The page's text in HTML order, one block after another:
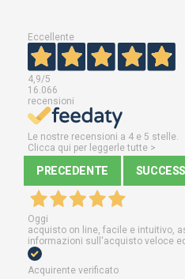
Eccellente
4,9/5
16.066
recensioni
Le nostre recensioni a 4 e 5 stelle.
Clicca qui per leggerle tutte >
PRECEDENTE
Oggi
acquisto on line, facile e intuitivo,
informazioni sull'acquisto veloce
Acquirente verificato